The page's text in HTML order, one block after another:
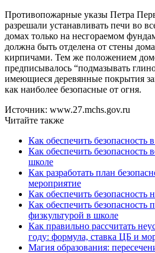
Противопожарные указы Петра
разрешали устанавливать печи во
домах только на несгораемом
должна быть отделена от стены
кирпичами. Тем же положением
предписывалось “подмазывать
имеющиеся деревянные покрытия
как наиболее безопасные от огня.
Источник: www.27.mchs.gov.ru
Читайте также
Как обеспечить безопасность
Как обеспечить безопасность
школе
Как разработать план
мероприятие
Как обеспечить безопасность
Как обеспечить безопасность
физкультурой в школе
Как правильно рассчитать
году: формула, ставка ЦБ и
Магия образования: